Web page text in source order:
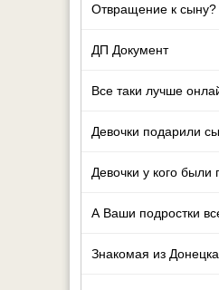
Отвращение к сыну?
ДП Документ
Все таки лучше
Девочки подарили
Девочки у кого
А Ваши подростки
Знакомая из